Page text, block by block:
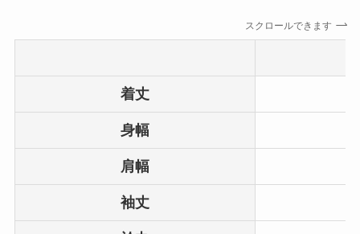
スクロールできます
着丈
身幅
肩幅
袖丈